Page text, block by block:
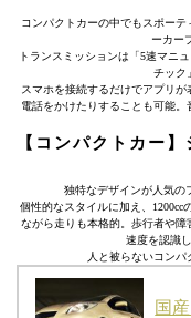
コンパクトカーの中でもスポー
ーカー
トランスミッションは「5速マニ
チック
スマホを接続するだけでアプリ
電話をかけたりすることも可能
【コンパクトカー
独特なデザインが人気の
個性的なスタイルに加え、
ながら走りも本格的。歩行者や
速度を認識
人と被らないコンパ
国